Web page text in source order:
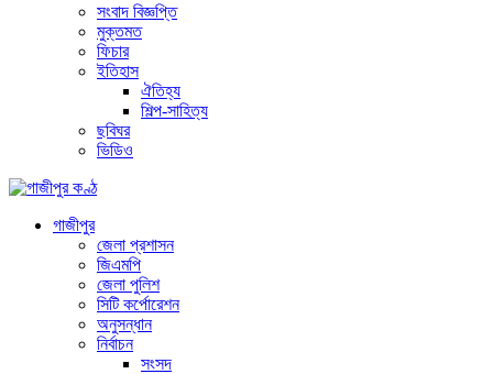
সংবাদ বিজ্ঞপ্তি
মুক্তমত
ফিচার
ইতিহাস
ঐতিহ্য
শিল্প-সাহিত্য
ছবিঘর
ভিডিও
গাজীপুর
জেলা প্রশাসন
জিএমপি
জেলা পুলিশ
সিটি কর্পোরেশন
অনুসন্ধান
নির্বাচন
সংসদ